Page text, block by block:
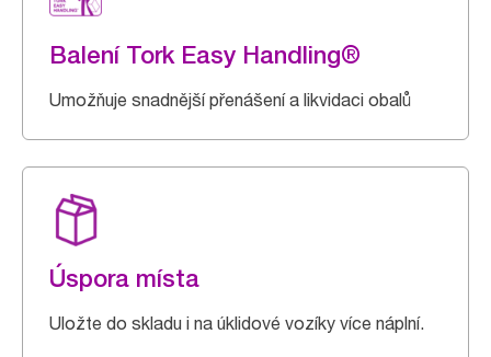
Balení Tork Easy Handling®
Umožňuje snadnější přenášení a likvidaci obalů
Úspora místa
Uložte do skladu i na úklidové vozíky více náplní.